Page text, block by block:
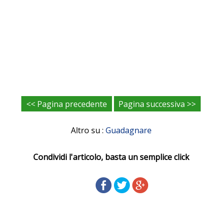
<< Pagina precedente Pagina successiva >>
Altro su : Guadagnare
Condividi l'articolo, basta un semplice click